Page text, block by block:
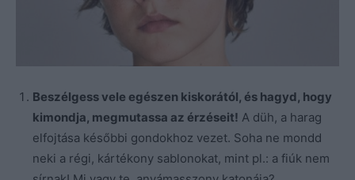
Beszélgess vele egészen kiskorától, és hagyd, hogy
kimondja, megmutassa az érzéseit! A düh, a harag
elfojtása későbbi gondokhoz vezet. Soha ne mondd
neki a régi, kártékony sablonokat, mint pl.: a fiúk nem